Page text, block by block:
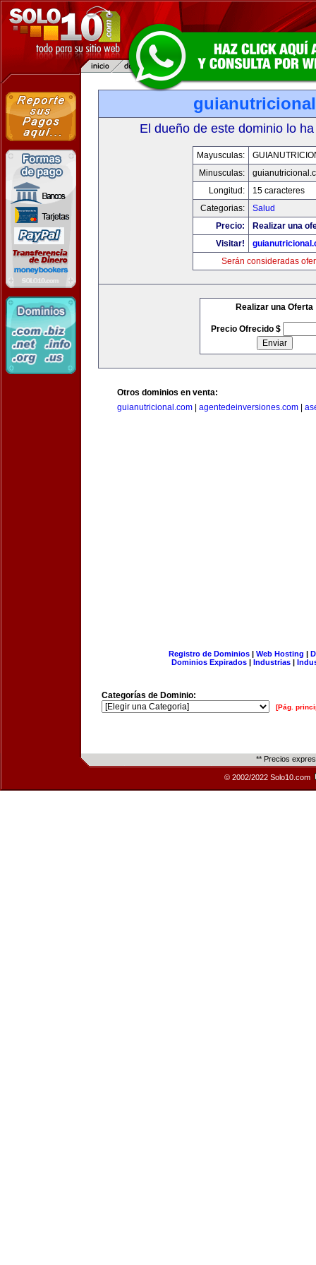
El dueño de este dominio lo
Mayusculas:
Minusculas:
Longitud:
15 caracteres
Categorias:
Salud
Precio:
Realizar una
Visitar!
Serán consideradas
Realizar una Oferta
Precio Ofrecido $
Otros dominios en venta:
guianutricional.com
agentedeinversiones.com
Registro de Dominios| Web Hosting |
Dominios Expirados | Industrias |
Categorías de Dominio:
[Pág.
** Precios
© 2002/2022 Solo10.com